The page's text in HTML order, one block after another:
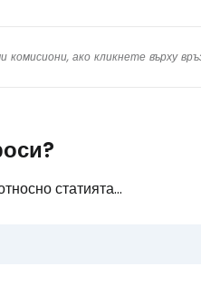
ако кликнете върху
статията...